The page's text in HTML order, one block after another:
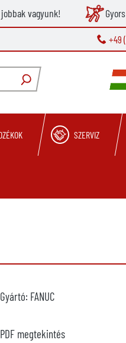
vagyunk!
+49
SZERVIZ
Gyártó: FANUC
PDF megtekintés